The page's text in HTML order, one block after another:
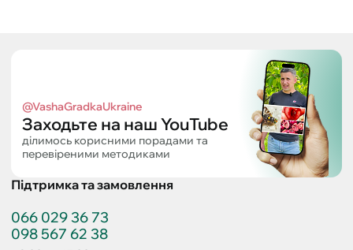
@VashaGradkaUkraine
Заходьте на наш YouTube
ділимось корисними порадами та
перевіреними методиками
Підтримка та замовлення
066 029 36 73
098 567 62 38